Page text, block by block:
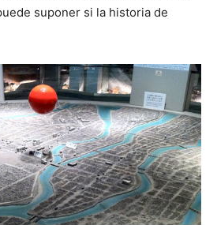
suponer si la historia de